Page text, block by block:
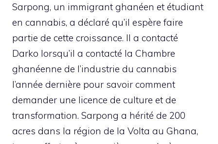
Sarpong, un immigrant ghanéen et étudiant
en cannabis, a déclaré qu’il espère faire
partie de cette croissance. Il a contacté
Darko lorsqu’il a contacté la Chambre
ghanéenne de l’industrie du cannabis
l’année dernière pour savoir comment
demander une licence de culture et de
transformation. Sarpong a hérité de 200
acres dans la région de la Volta au Ghana,